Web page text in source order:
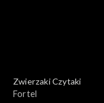
Zwierzaki Czytaki
Fortel